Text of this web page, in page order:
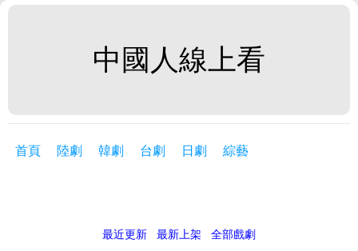
中國人線上看
首頁 陸劇 韓劇 台劇 日劇 綜藝
最近更新 最新上架 全部戲劇